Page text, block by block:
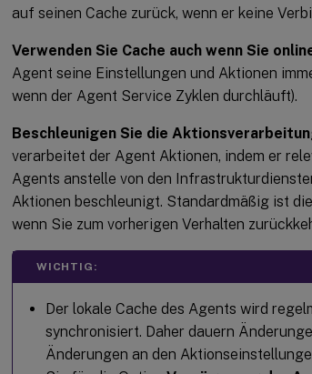
auf seinen Cache zurück, wenn er keine
Verwenden Sie Cache auch wenn Sie
Agent seine Einstellungen und Aktionen
wenn der Agent Service Zyklen durchläuft).
Beschleunigen Sie die
verarbeitet der Agent Aktionen, indem er
Agents anstelle von den
Aktionen beschleunigt. Standardmäßig ist
wenn Sie zum vorherigen Verhalten
WICHTIG:
Der lokale Cache des Agents wird
synchronisiert. Daher dauern
Änderungen an den